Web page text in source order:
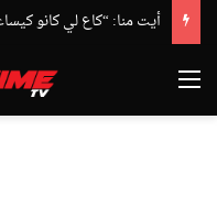
القائمة